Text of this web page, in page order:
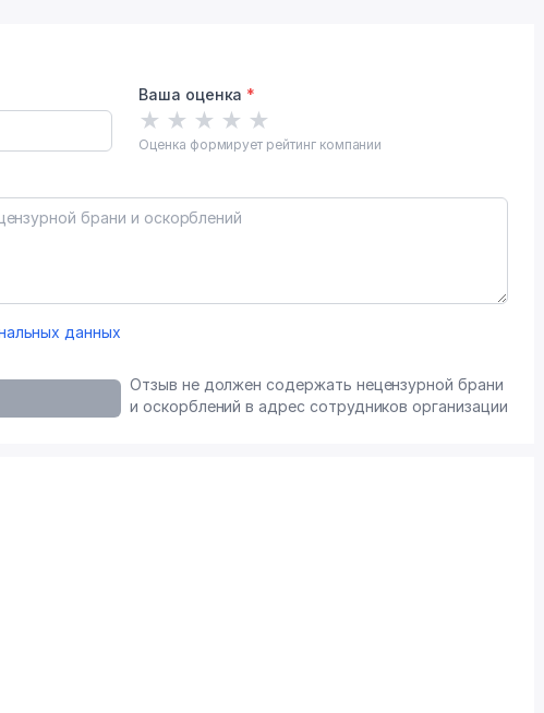
Ваша оценка *
★ ★ ★ ★ ★
Оценка формирует рейтинг компании
данных
Отзыв не должен содержать нецензурной брани
и оскорблений в адрес сотрудников организации